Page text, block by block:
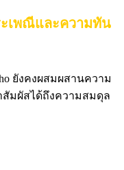
เพณีและความทัน
ยังคงผสมผสานความ
มผัสได้ถึงความสมดุล